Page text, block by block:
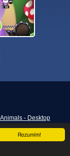
Rozumím!
- Desktop